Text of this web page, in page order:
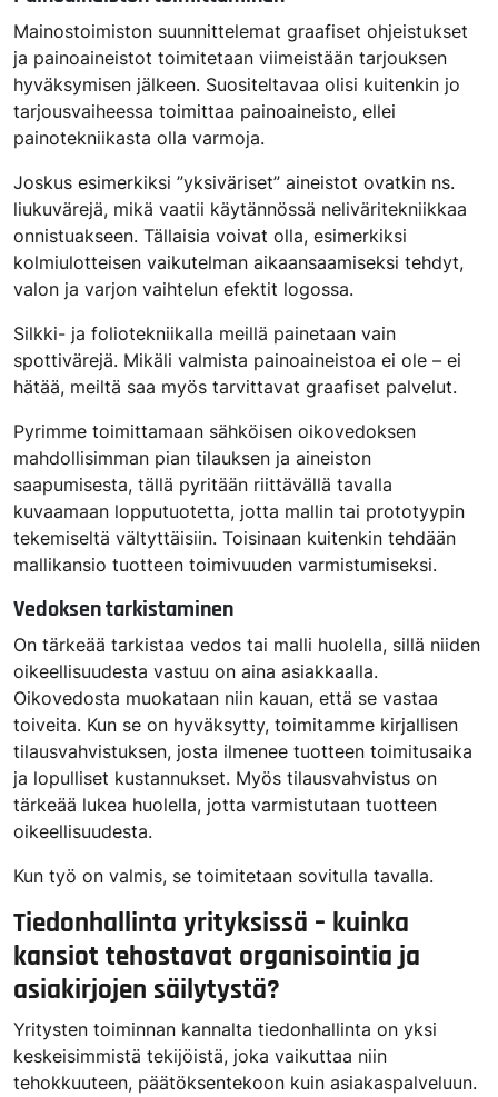
Mainostoimiston suunnittelemat graafiset ohjeistukset
ja painoaineistot toimitetaan viimeistään tarjouksen
hyväksymisen jälkeen. Suositeltavaa olisi kuitenkin jo
tarjousvaiheessa toimittaa painoaineisto, ellei
painotekniikasta olla varmoja.
Joskus esimerkiksi ”yksiväriset” aineistot ovatkin ns.
liukuvärejä, mikä vaatii käytännössä neliväritekniikkaa
onnistuakseen. Tällaisia voivat olla, esimerkiksi
kolmiulotteisen vaikutelman aikaansaamiseksi tehdyt,
valon ja varjon vaihtelun efektit logossa.
Silkki- ja foliotekniikalla meillä painetaan vain
spottivärejä. Mikäli valmista painoaineistoa ei ole – ei
hätää, meiltä saa myös tarvittavat graafiset palvelut.
Pyrimme toimittamaan sähköisen oikovedoksen
mahdollisimman pian tilauksen ja aineiston
saapumisesta, tällä pyritään riittävällä tavalla
kuvaamaan lopputuotetta, jotta mallin tai prototyypin
tekemiseltä vältyttäisiin. Toisinaan kuitenkin tehdään
mallikansio tuotteen toimivuuden varmistumiseksi.
Vedoksen tarkistaminen
On tärkeää tarkistaa vedos tai malli huolella, sillä niiden
oikeellisuudesta vastuu on aina asiakkaalla.
Oikovedosta muokataan niin kauan, että se vastaa
toiveita. Kun se on hyväksytty, toimitamme kirjallisen
tilausvahvistuksen, josta ilmenee tuotteen toimitusaika
ja lopulliset kustannukset. Myös tilausvahvistus on
tärkeää lukea huolella, jotta varmistutaan tuotteen
oikeellisuudesta.
Kun työ on valmis, se toimitetaan sovitulla tavalla.
Tiedonhallinta yrityksissä – kuinka
kansiot tehostavat organisointia ja
asiakirjojen säilytystä?
Yritysten toiminnan kannalta tiedonhallinta on yksi
keskeisimmistä tekijöistä, joka vaikuttaa niin
tehokkuuteen, päätöksentekoon kuin asiakaspalveluun.